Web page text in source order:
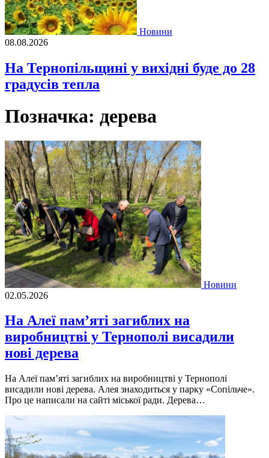
Новини
08.08.2026
На Тернопільщині у вихідні буде до 28
градусів тепла
Позначка: дерева
Новини
02.05.2026
На Алеї пам’яті загиблих на
виробництві у Тернополі висадили
нові дерева
На Алеї пам’яті загиблих на виробництві у Тернополі
висадили нові дерева. Алея знаходиться у парку «Сопільче».
Про це написали на сайті міської ради. Дерева…